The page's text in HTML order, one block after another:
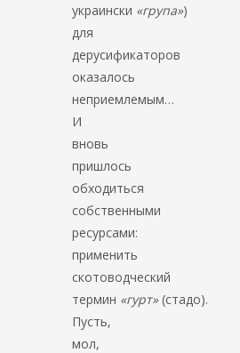
украински «група»)
для
дерусификаторов
оказалось
неприемлемым…
И
вновь
пришлось
обходиться
собственными
ресурсами:
применить
скотоводческий
термин «гурт»(стадо).
Пусть,
мол,